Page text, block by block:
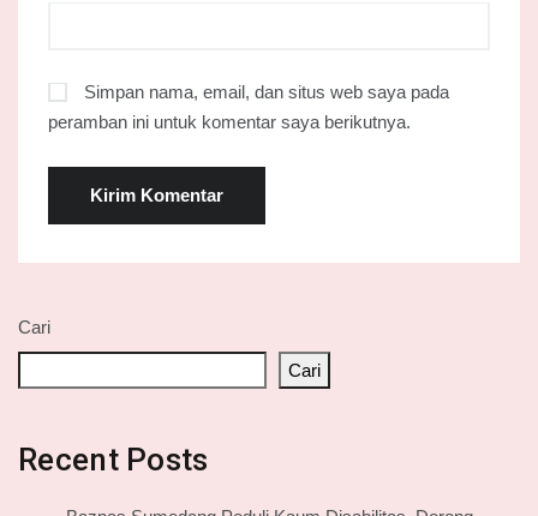
Simpan nama, email, dan situs web saya pada
peramban ini untuk komentar saya berikutnya.
Cari
Cari
Recent Posts